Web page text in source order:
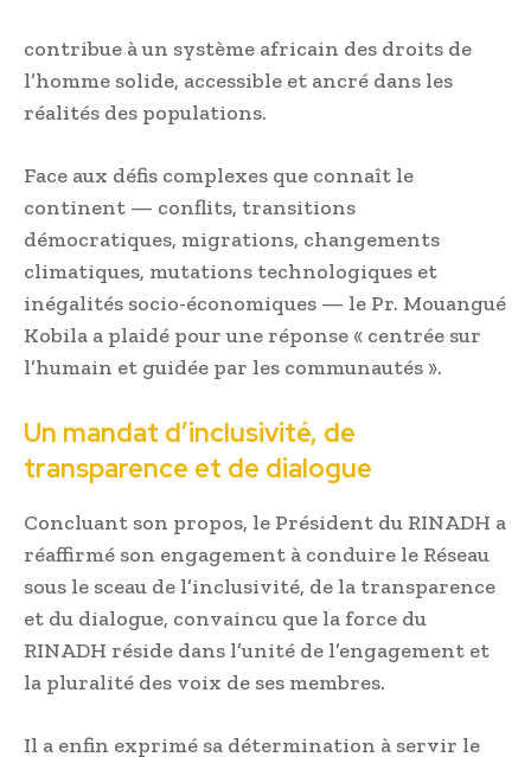
contribue à un système africain des droits de
l’homme solide, accessible et ancré dans les
réalités des populations.
Face aux défis complexes que connaît le
continent — conflits, transitions
démocratiques, migrations, changements
climatiques, mutations technologiques et
inégalités socio-économiques — le Pr. Mouangué
Kobila a plaidé pour une réponse « centrée sur
l’humain et guidée par les communautés ».
Un mandat d’inclusivité, de
transparence et de dialogue
Concluant son propos, le Président du RINADH a
réaffirmé son engagement à conduire le Réseau
sous le sceau de l’inclusivité, de la transparence
et du dialogue, convaincu que la force du
RINADH réside dans l’unité de l’engagement et
la pluralité des voix de ses membres.
Il a enfin exprimé sa détermination à servir le